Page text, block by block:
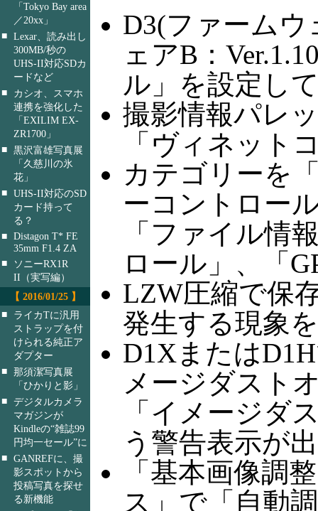
「Tokyo Bay area
／20xx」
■ Lexar、読み出し
300MB/秒の
UHS-II対応SDカ
ードなど
■
カシオ、スマホ
連携を強化した
「EXILIM EX-
ZR1700」
■ 黒沢富雄写真展
「久慈川の氷
花」
■ UHS-II対応のSD
カード持って
る？
■ Distagon T* FE
35mm F1.4 ZA
■
ソニーRX1R
II（実写編）
【 2016/01/25 】
■
ライカTに汎用
ストラップを付
けられる純正ア
ダプター
■ 那須潔写真展
「ひかりと影」
■ デジタルカメラ
マガジンが
Kindleの“雑誌99
円均一セール”に
■ GANREFに、撮
影スポットから
投稿写真を探せ
る新機能
D3(ファームウ
ェアB：
ル」を設定し
撮影情報パレ
「ヴィネット
カテゴリーを
ーコントロー
「ファイル情
ロール」、「
LZW圧縮で保
発生する現象
D1Xまたは
メージダスト
「イメージダ
う警告表示が
「基本画像調
ス」で「自動